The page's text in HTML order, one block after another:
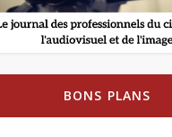
BONS PLANS